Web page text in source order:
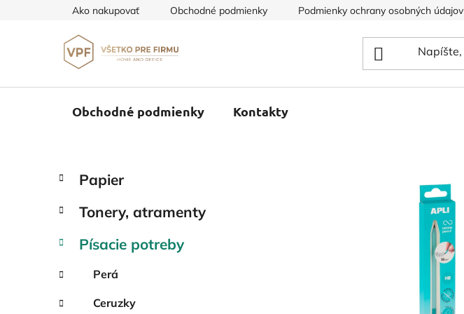
Ako nakupovať Obchodné podmienky Podmienky ochrany osobných údajov
Obchodné podmienky Kontakty
B
č
ý
a
n
kategórie
K
a
e
ó
i
Papier
Tonery, atramenty
Písacie potreby
Perá
Ceruzky